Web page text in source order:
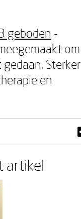
geboden -
om
Sterker
en
artikel